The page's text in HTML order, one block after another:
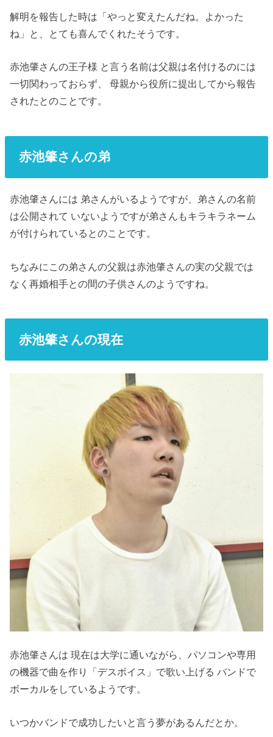
解明を報告した時は「やっと変えたんだね。よかった
ね」と、とても喜んでくれたそうです。
赤池肇さんの王子様 と言う名前は父親は名付けるのには
一切関わっておらず、 母親から役所に提出してから報告
されたとのことです。
赤池肇さんの弟
赤池肇さんには 弟さんがいるようですが、弟さんの名前
は公開されて いないようですが弟さんもキラキラネーム
が付けられているとのことです。
ちなみにこの弟さんの父親は赤池肇さんの実の父親では
なく再婚相手との間の子供さんのようですね。
赤池肇さんの現在
赤池肇さんは 現在は大学に通いながら、パソコンや専用
の機器で曲を作り「デスボイス」で歌い上げる バンドで
ボーカルをしているようです。
いつかバンドで成功したいと言う夢があるんだとか。